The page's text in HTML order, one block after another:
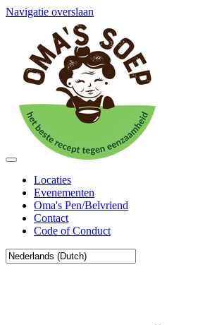
Navigatie overslaan
Locaties
Evenementen
Oma's Pen/Belvriend
Contact
Code of Conduct